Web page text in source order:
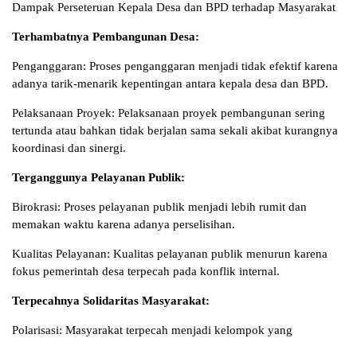
Dampak Perseteruan Kepala Desa dan BPD terhadap Masyarakat
Terhambatnya Pembangunan Desa:
Penganggaran: Proses penganggaran menjadi tidak efektif karena
adanya tarik-menarik kepentingan antara kepala desa dan BPD.
Pelaksanaan Proyek: Pelaksanaan proyek pembangunan sering
tertunda atau bahkan tidak berjalan sama sekali akibat kurangnya
koordinasi dan sinergi.
Terganggunya Pelayanan Publik:
Birokrasi: Proses pelayanan publik menjadi lebih rumit dan
memakan waktu karena adanya perselisihan.
Kualitas Pelayanan: Kualitas pelayanan publik menurun karena
fokus pemerintah desa terpecah pada konflik internal.
Terpecahnya Solidaritas Masyarakat:
Polarisasi: Masyarakat terpecah menjadi kelompok yang